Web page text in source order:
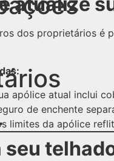
dos proprietários é
apólice atual inclui
de enchente
limites da apólice
seu